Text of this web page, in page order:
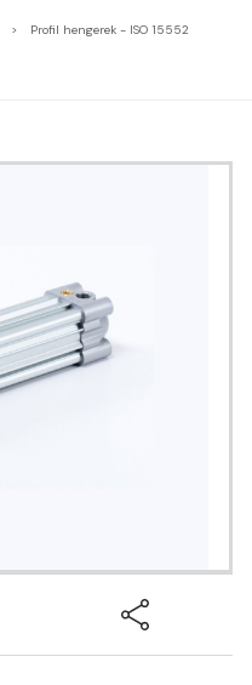
Profil hengerek - ISO 15552